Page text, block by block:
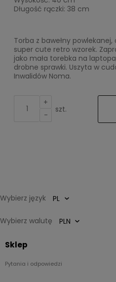
Długość rączki: 38 cm
Torba z bawełny
super cute retro wzorek.
jako mała torebka na
drobne sprawki. Uszyta w
Inwalidów Noma.
+
-
szt.
Wybierz język
Wybierz walutę
Sklep
Pytania i odpowiedzi